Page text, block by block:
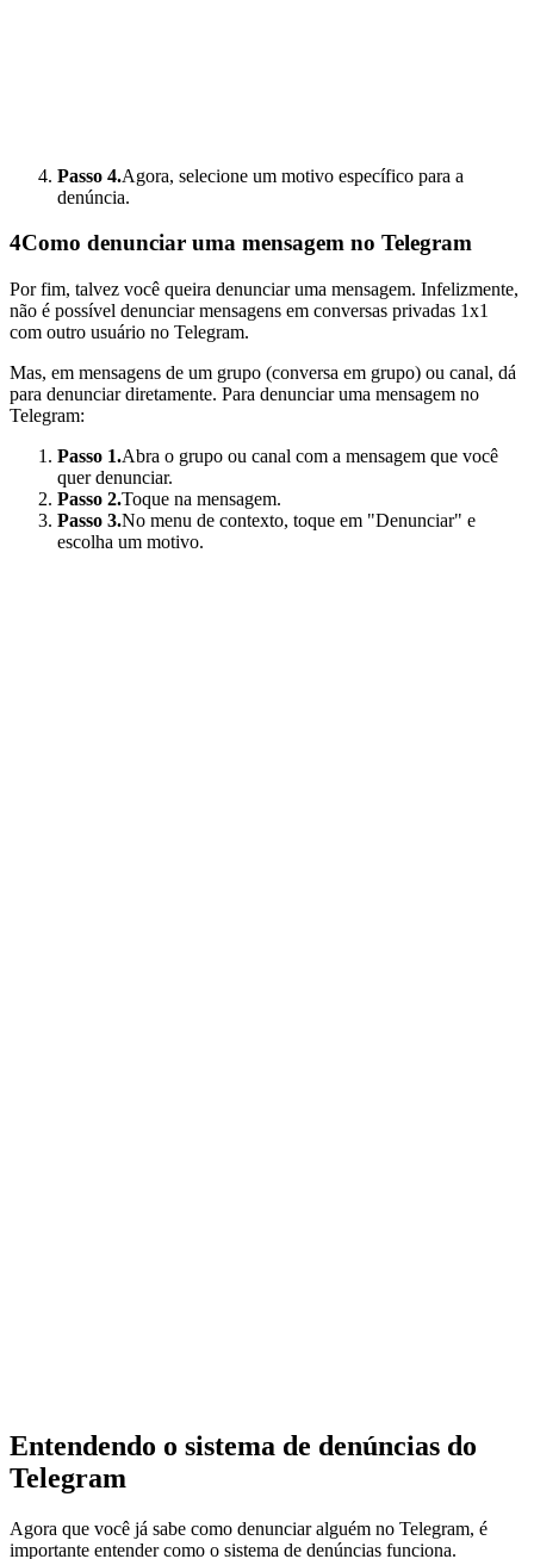
Passo 4.Agora, selecione um motivo específico para a
denúncia.
4Como denunciar uma mensagem no Telegram
Por fim, talvez você queira denunciar uma mensagem. Infelizmente,
não é possível denunciar mensagens em conversas privadas 1x1
com outro usuário no Telegram.
Mas, em mensagens de um grupo (conversa em grupo) ou canal, dá
para denunciar diretamente. Para denunciar uma mensagem no
Telegram:
Passo 1.Abra o grupo ou canal com a mensagem que você
quer denunciar.
Passo 2.Toque na mensagem.
Passo 3.No menu de contexto, toque em "Denunciar" e
escolha um motivo.
Entendendo o sistema de denúncias do
Telegram
Agora que você já sabe como denunciar alguém no Telegram, é
importante entender como o sistema de denúncias funciona.